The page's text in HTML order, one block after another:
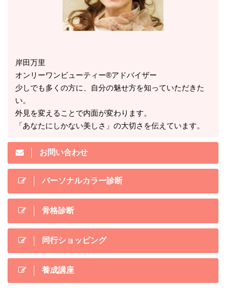
岸田万里
オンリーワンビューティー®アドバイザー
少しでも多くの方に、自分の魅せ方を知っていただきた
い。
外見を変えることで内面が変わります。
「あなたにしかない美しさ」の大切さを伝えています。
お問い合わせ
パーソナルカラー診断
骨格診断
同行ショッピング
養成講座